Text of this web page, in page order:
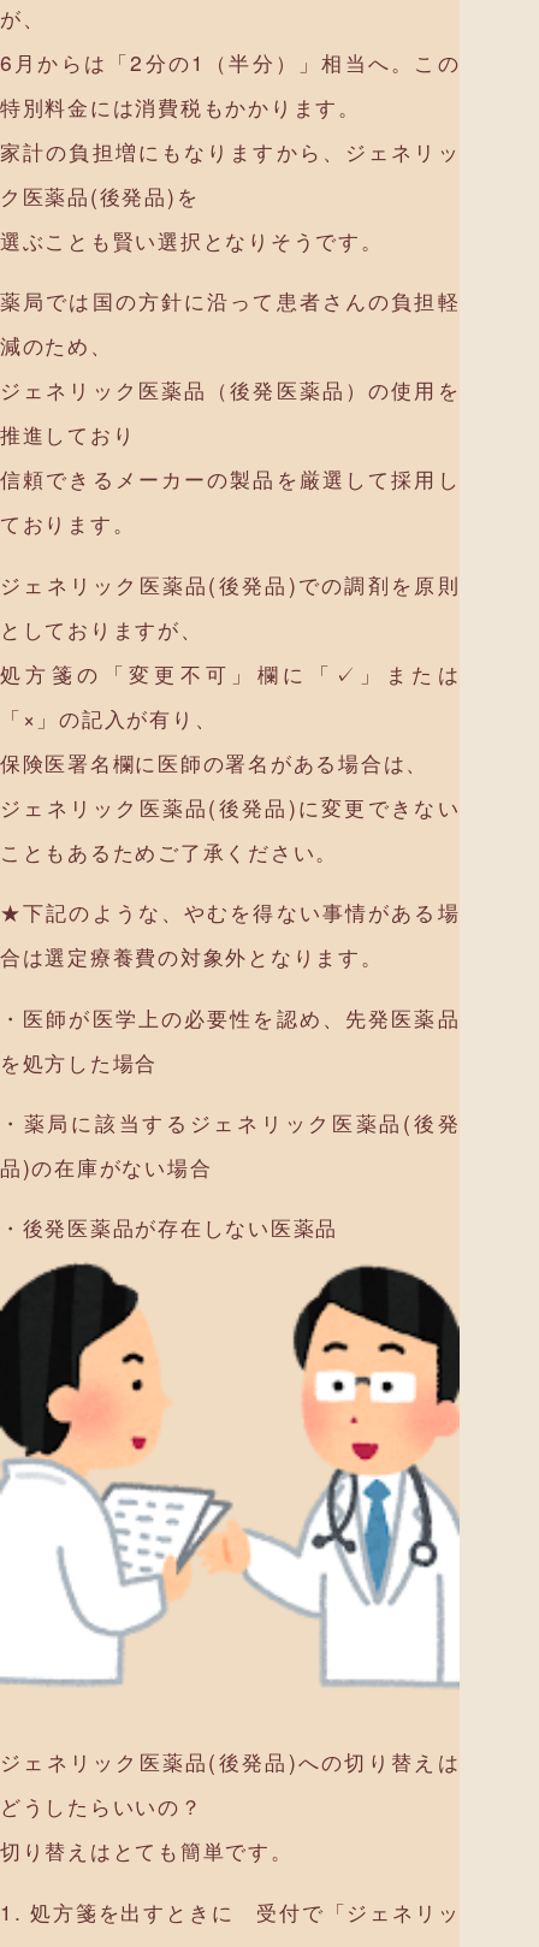
が、
6月からは「2分の1（半分）」相当へ。この
特別料金には消費税もかかります。
家計の負担増にもなりますから、ジェネリッ
ク医薬品(後発品)を
選ぶことも賢い選択となりそうです。
薬局では国の方針に沿って患者さんの負担軽
減のため、
ジェネリック医薬品（後発医薬品）の使用を
推進しており
信頼できるメーカーの製品を厳選して採用し
ております。
ジェネリック医薬品(後発品)での調剤を原則
としておりますが、
処方箋の「変更不可」欄に「✓」または
「×」の記入が有り、
保険医署名欄に医師の署名がある場合は、
ジェネリック医薬品(後発品)に変更できない
こともあるためご了承ください。
★下記のような、やむを得ない事情がある場
合は選定療養費の対象外となります。
・医師が医学上の必要性を認め、先発医薬品
を処方した場合
・薬局に該当するジェネリック医薬品(後発
品)の在庫がない場合
・後発医薬品が存在しない医薬品
ジェネリック医薬品(後発品)への切り替えは
どうしたらいいの？
切り替えはとても簡単です。
1. 処方箋を出すときに 受付で「ジェネリッ